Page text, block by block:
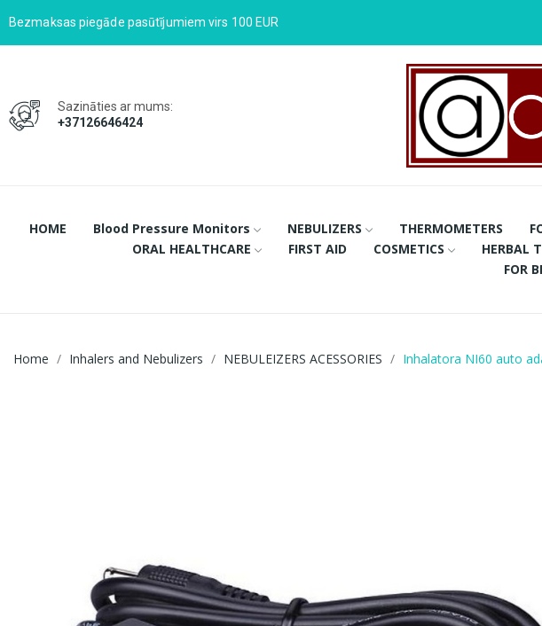
Bezmaksas piegāde pasūtījumiem virs 100 EUR
Sazināties ar mums:
+37126646424
HOME Blood Pressure Monitors NEBULIZERS THERMOMETERS
ORAL HEALTHCARE
FIRST AID COSMETICS HERBAL
FOR
Home Inhalers and Nebulizers NEBULEIZERS ACESSORIES Inhalatora NI60 auto